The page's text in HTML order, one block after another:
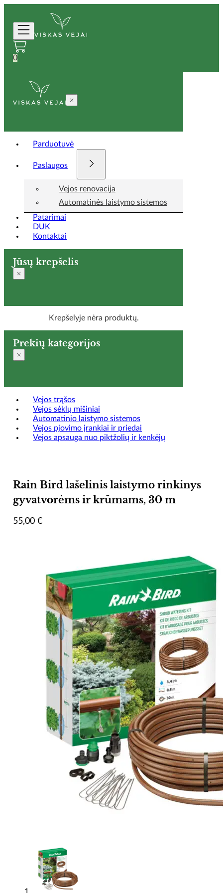
0
Parduotuvė
Paslaugos
Vejos renovacija
Automatinės laistymo sistemos
Patarimai
DUK
Kontaktai
Jūsų krepšelis
Krepšelyje nėra produktų.
Prekių kategorijos
Vejos trąšos
Vejos sėklų mišiniai
Automatinio laistymo sistemos
Vejos pjovimo įrankiai ir priedai
Vejos apsauga nuo piktžolių ir kenkėjų
Rain Bird lašelinis laistymo rinkinys
gyvatvorėms ir krūmams, 30 m
55,00 €